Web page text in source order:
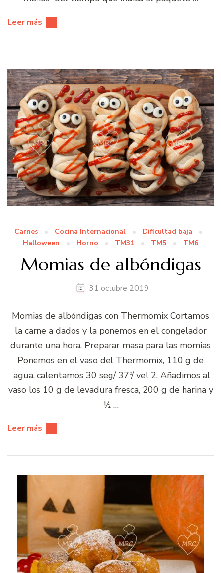
Leer más
Carnes Cocina Internacional
Dificultad baja
Halloween
Horno TM31 TM5 TM6
Momias de albóndigas
31 octubre 2019
Momias de albóndigas con Thermomix Cortamos
la carne a dados y la ponemos en el congelador
durante una hora. Preparar masa para las momias
Ponemos en el vaso del Thermomix, 110 g de
agua, calentamos 30 seg/ 37º/ vel 2. Añadimos al
vaso los 10 g de levadura fresca, 200 g de harina y
½ …
Leer más